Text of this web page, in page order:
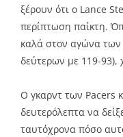
ξέρουν ότι ο Lance
περίπτωση παίκτη.
καλά στον αγώνα των
δεύτερων με 119-
Ο γκαρντ των Pacers
δευτερόλεπτα να
ταυτόχρονα πόσο